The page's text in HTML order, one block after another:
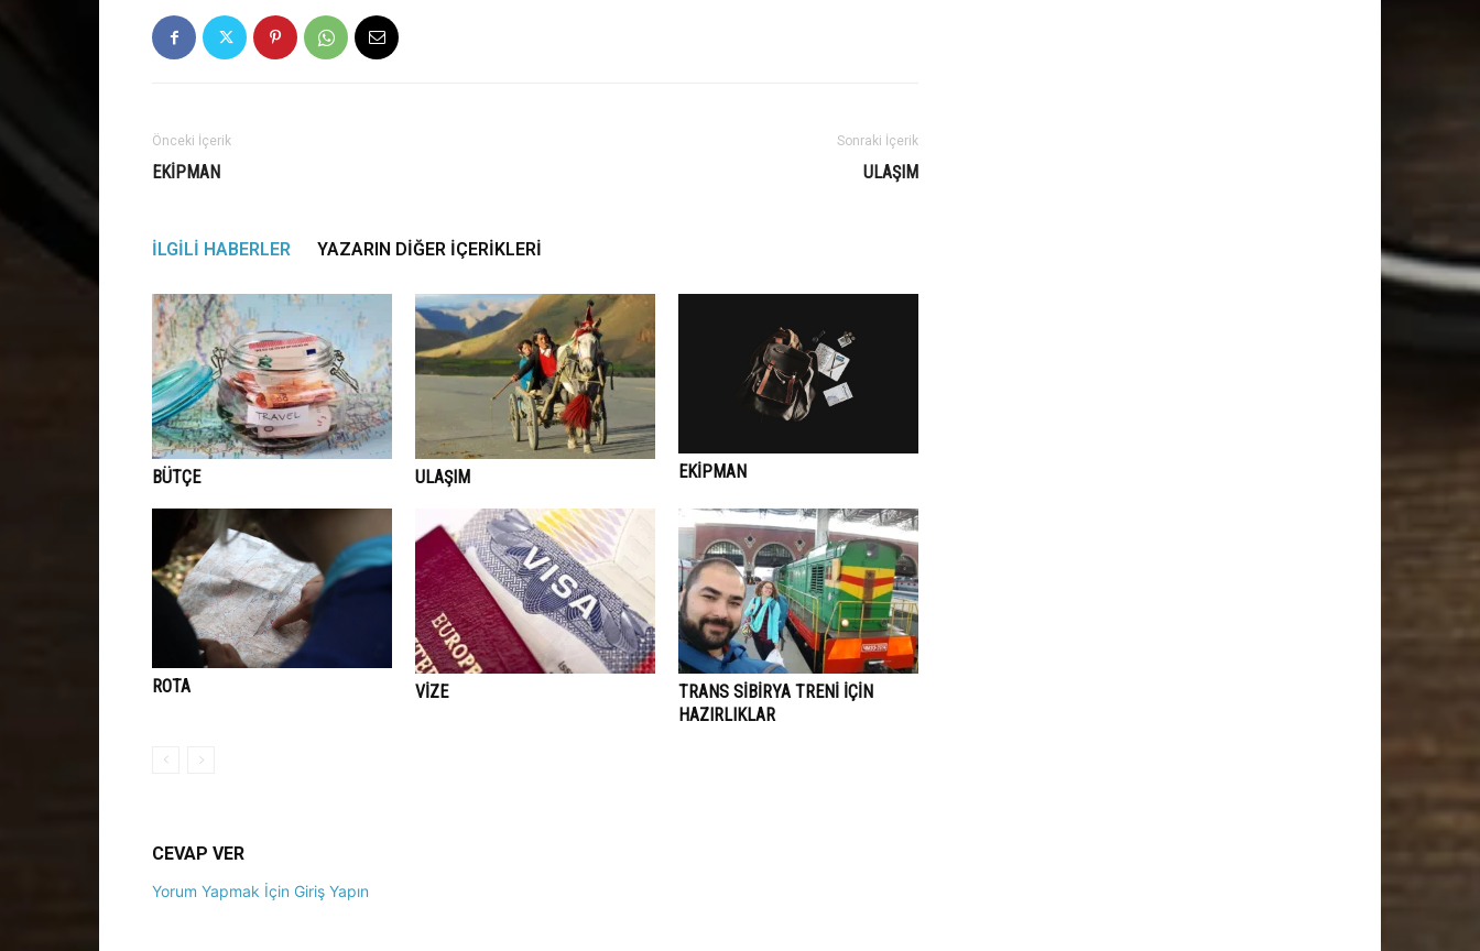
Önceki İçerik
EKIPMAN
Sonraki İçerik
ULAŞIM
İLGILI HABERLER YAZARIN DIĞER İÇERIKLERI
BÜTÇE ULAŞIM EKIPMAN
ROTA VIZE
TRANS SIBIRYA TRENI İÇIN
HAZIRLIKLAR
CEVAP VER
Yorum Yapmak İçin Giriş Yapın